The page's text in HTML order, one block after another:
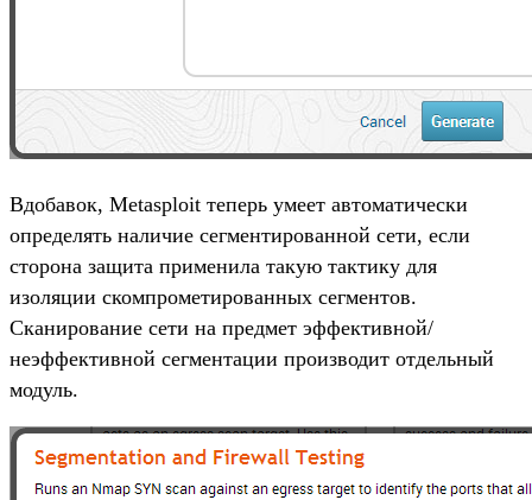
Вдобавок, Metasploit теперь умеет автоматически
определять наличие сегментированной сети, если
сторона защита применила такую тактику для
изоляции скомпрометированных сегментов.
Сканирование сети на предмет эффективной/
неэффективной сегментации производит отдельный
модуль.